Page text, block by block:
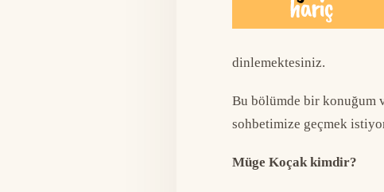
dinlemektesiniz.
Bu bölümde bir konuğum
sohbetimize geçmek
Müge Koçak kimdir?